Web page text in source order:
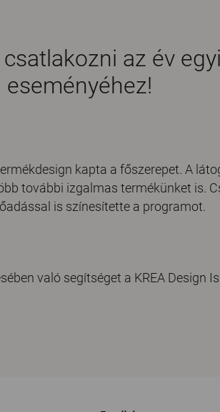
az év
eseményéhez!
kapta a főszerepet. A
további izgalmas termékünket is.
is színesítette a programot.
való segítséget a KREA Design